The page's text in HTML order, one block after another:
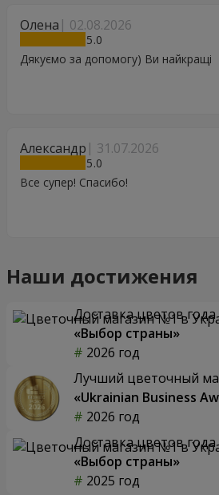
Олена 02.08.2026
5
Дякуємо за допомогу) Ви найкращі
Александр 31.07.2026
5
Все супер! Спасибо!
Наши достижения
Доставка цветов
«Выбор страны»
2026 год
Лучший цветочный
«Ukrainian Business
2026 год
Доставка цветов
«Выбор страны»
2025 год